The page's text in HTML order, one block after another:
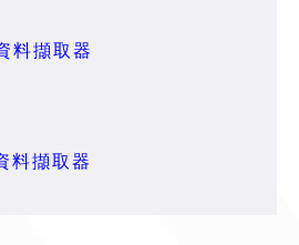
料擷取器
料擷取器